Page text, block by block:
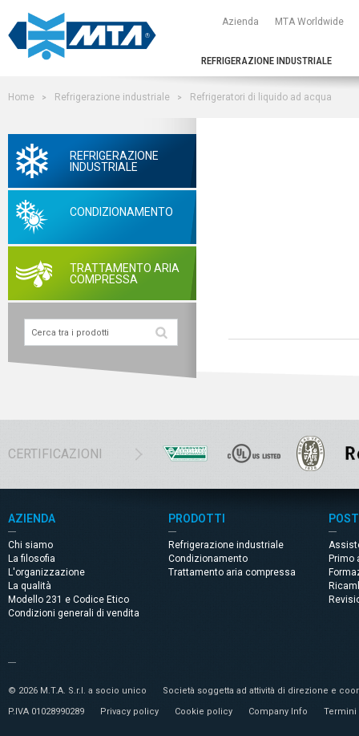
REFRIGERAZIONE INDUSTRIALE
Azienda MTA Worldwide
Home Refrigerazione industriale Refrigeratori di liquido ad acqua
REFRIGERAZIONE
INDUSTRIALE
CONDIZIONAMENTO
TRATTAMENTO ARIA
COMPRESSA
CERTIFICAZIONI
AZIENDA
Chi siamo
La filosofia
L'organizzazione
La qualità
Modello 231 e Codice Etico
Condizioni generali di vendita
PRODOTTI
Refrigerazione industriale
Condizionamento
Trattamento aria compressa
Primo
© 2026 M.T.A. S.r.l. a socio unico
Società soggetta ad attività di direzione e
P.IVA 01028990289
Privacy policy Cookie policy Company Info Termini